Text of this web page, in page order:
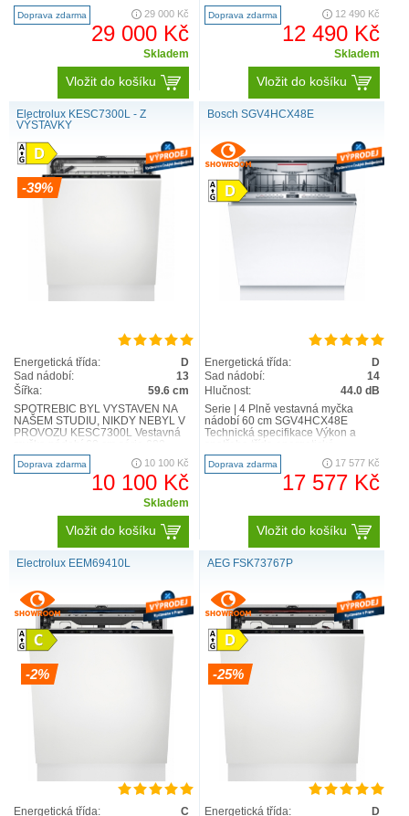
SN87TX00CE Výkon a spotřeba
třída e..
Doprava zdarma 29 000 Kč
29 000 Kč
Skladem
Vložit do košíku
SMV4EVX04E Výkon a spotřeba
třída e..
Doprava zdarma 12 490 Kč
12 490 Kč
Skladem
Vložit do košíku
Electrolux KESC7300L - Z
VÝSTAVKY
-39%
Energetická třída:
D
Sad nádobí:
13
Šířka:
59.6 cm
SPOTŘEBIČ BYL VYSTAVEN NA
NAŠEM STUDIU, NIKDY NEBYL V
PROVOZU KESC7300L Vestavná
SatelliteClean Detaily produktu ..
Doprava zdarma 10 100 Kč
10 100 Kč
Skladem
Vložit do košíku
Bosch SGV4HCX48E
Energetická třída:
D
Sad nádobí:
14
Hlučnost:
44.0 dB
Serie | 4 Plně vestavná myčka
nádobí 60 cm SGV4HCX48E
Technická specifikace Výkon a
účinnosti1: D energie2 / vo..
Doprava zdarma 17 577 Kč
17 577 Kč
Vložit do košíku
Electrolux EEM69410L
-2%
Energetická třída:
C
AEG FSK73767P
-25%
Energetická třída:
D